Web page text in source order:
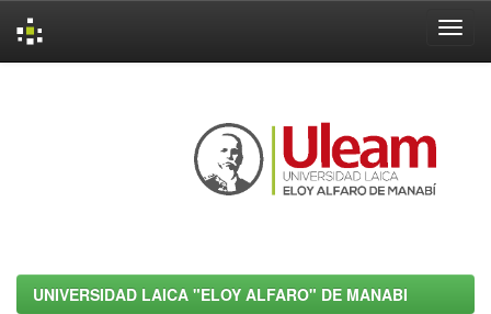
UNIVERSIDAD LAICA "ELOY ALFARO" DE MANABI